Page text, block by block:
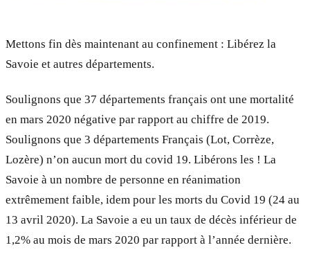
Mettons fin dès maintenant au confinement : Libérez la
Savoie et autres départements.
Soulignons que 37 départements français ont une mortalité
en mars 2020 négative par rapport au chiffre de 2019.
Soulignons que 3 départements Français (Lot, Corrèze,
Lozère) n’on aucun mort du covid 19. Libérons les ! La
Savoie à un nombre de personne en réanimation
extrêmement faible, idem pour les morts du Covid 19 (24 au
13 avril 2020). La Savoie a eu un taux de décès inférieur de
1,2% au mois de mars 2020 par rapport à l’année dernière.